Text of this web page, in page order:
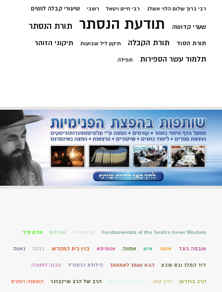
רבי ברוך שלום הלוי אשלג רבי חיים ויטאל רשבי שיעורי קבלה לנשים
שערי קדושה תודעת הנסתר תורת הנסתר
תורת הסוד תורת הקבלה תיקון ליל שבועות תיקוני הזוהר
תלמוד עשר הספירות תפילה
Fundamentals of the Torah’s Inner Wisdom אבוחצירא אברהם אדם סיני
אובמה בוגד אושר איש אמונה אנומיתא בנין בית המקדש ברכה גאווה
דוד המלך ובת שבע הבא עצמך לאמונתך הילולת הרמח"ל הכנה לחנוכה
הרב ברנדוון הרב קוק הרב קוק יארצייט הרב של הרב שיינברגר השמנה רוחנית